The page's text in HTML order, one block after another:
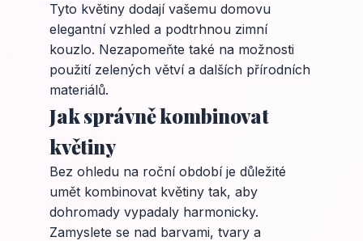
Tyto květiny dodají vašemu domovu
elegantní vzhled a podtrhnou zimní
kouzlo. Nezapomeňte také na možnosti
použití zelených větví a dalších přírodních
materiálů.
Jak správně kombinovat
květiny
Bez ohledu na roční období je důležité
umět kombinovat květiny tak, aby
dohromady vypadaly harmonicky.
Zamyslete se nad barvami, tvary a